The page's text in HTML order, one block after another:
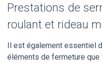
Prestations de
roulant et rideau
Il est également essentiel
éléments de fermeture